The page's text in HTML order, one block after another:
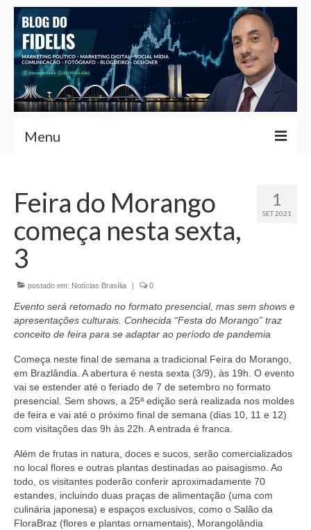
Menu
Fernando Fidelis
Café com Fidelis
Contato
Currículo
1
SET 2021
Feira do Morango
começa nesta sexta,
3
postado em: Notícias Brasília | 0
Evento será retomado no formato presencial, mas sem shows e
apresentações culturais. Conhecida “Festa do Morango” traz
conceito de feira para se adaptar ao período de pandemia
Começa neste final de semana a tradicional Feira do Morango,
em Brazlândia. A abertura é nesta sexta (3/9), às 19h. O evento
vai se estender até o feriado de 7 de setembro no formato
presencial. Sem shows, a 25ª edição será realizada nos moldes
de feira e vai até o próximo final de semana (dias 10, 11 e 12)
com visitações das 9h às 22h. A entrada é franca.
Além de frutas in natura, doces e sucos, serão comercializados
no local flores e outras plantas destinadas ao paisagismo. Ao
todo, os visitantes poderão conferir aproximadamente 70
estandes, incluindo duas praças de alimentação (uma com
culinária japonesa) e espaços exclusivos, como o Salão da
FloraBraz (flores e plantas ornamentais), Morangolândia